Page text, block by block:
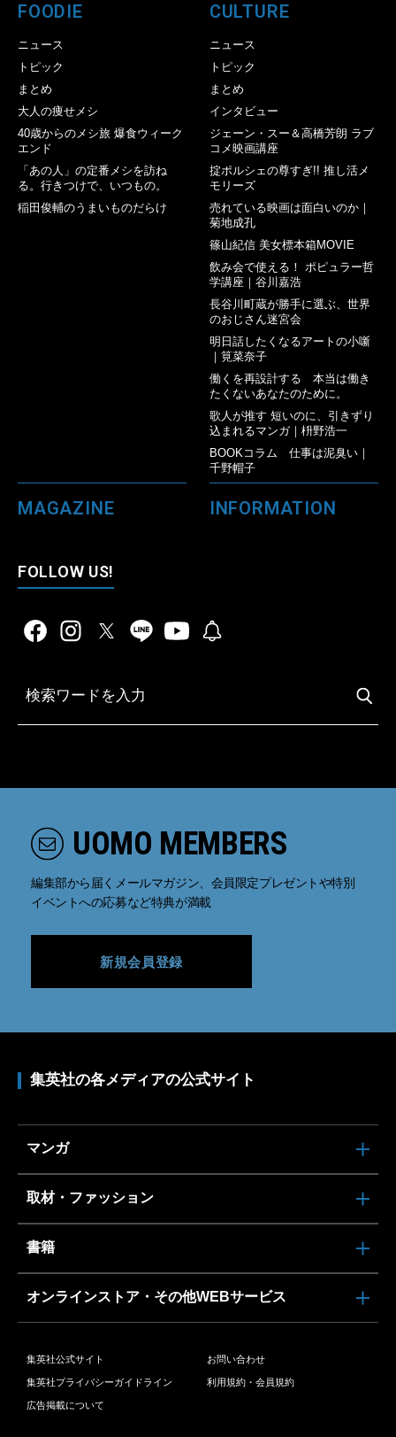
FOODIE
ニュース
トピック
まとめ
大人の痩せメシ
40歳からのメシ旅 爆食ウィーク
エンド
「あの人」の定番メシを訪ね
る。行きつけで、いつもの。
稲田俊輔のうまいものだらけ
CULTURE
ニュース
トピック
まとめ
インタビュー
ジェーン・スー＆高橋芳朗 ラブ
コメ映画講座
掟ポルシェの尊すぎ!! 推し活メ
モリーズ
売れている映画は面白いのか｜
菊地成孔
篠山紀信 美女標本箱MOVIE
飲み会で使える！ ポピュラー哲
学講座｜谷川嘉浩
長谷川町蔵が勝手に選ぶ、世界
のおじさん迷宮会
明日話したくなるアートの小噺
｜筧菜奈子
働くを再設計する 本当は働き
たくないあなたのために。
歌人が推す 短いのに、引きずり
込まれるマンガ｜枡野浩一
BOOKコラム 仕事は泥臭い｜
千野帽子
MAGAZINE INFORMATION
FOLLOW US!
UOMO MEMBERS
編集部から届くメールマガジン、会員限定プレゼントや特別
イベントへの応募など特典が満載
新規会員登録
集英社の各メディアの公式サイト
マンガ
取材・ファッション
書籍
オンラインストア・その他WEBサービス
集英社公式サイト お問い合わせ
集英社プライバシーガイドライン 利用規約・会員規約
広告掲載について